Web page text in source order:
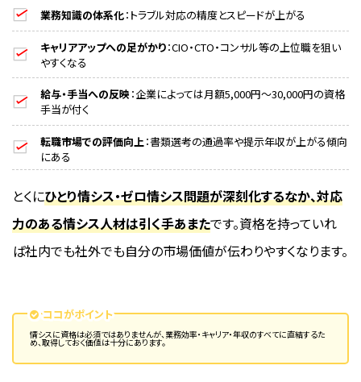
業務知識の体系化：トラブル対応の精度とスピードが上がる
キャリアアップへの足がかり：CIO・CTO・コンサル等の上位職を狙い
やすくなる
給与・手当への反映 ：企業によっては月額5,000円〜30,000円の資格
手当が付く
転職市場での評価向上 ：書類選考の通過率や提示年収が上がる傾向
にある
とくにひとり情シス・ゼロ情シス問題が深刻化するなか、対応
力のある情シス人材は引く手あまたです。資格を持っていれ
ば社内でも社外でも自分の市場価値が伝わりやすくなります。
ココがポイント
情シスに資格は必須ではありませんが、業務効率・キャリア・年収のすべてに直結するた
め、取得しておく価値は十分にあります。